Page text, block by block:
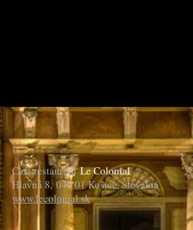
Cafe restaurantLe Colonial
Hlavná 8,040 01 Košice, Slovakia
www.lecolonial.sk